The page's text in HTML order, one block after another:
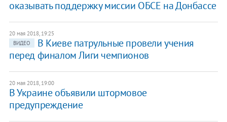
оказывать поддержку миссии ОБСЕ на Донбассе
20 мая 2018, 19:25
ВИДЕО
В Киеве патрульные провели учения
перед финалом Лиги чемпионов
20 мая 2018, 19:00
В Украине объявили штормовое
предупреждение